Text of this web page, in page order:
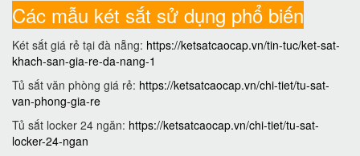
Các mẫu két sắt sử dụng phổ biến
Két sắt giá rẻ tại đà nẵng: https://ketsatcaocap.vn/tin-tuc/ket-sat-
khach-san-gia-re-da-nang-1
Tủ sắt văn phòng giá rẻ: https://ketsatcaocap.vn/chi-tiet/tu-sat-
van-phong-gia-re
Tủ sắt locker 24 ngăn: https://ketsatcaocap.vn/chi-tiet/tu-sat-
locker-24-ngan